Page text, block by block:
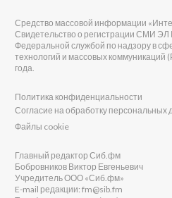
Средство массовой информации
Свидетельство о регистрации СМИ
Федеральной службой по надзору в
технологий и массовых коммуникаций
года.
Политика конфиденциальности
Согласие на обработку персональных
Файлы cookie
Главный редактор Сиб.фм
Бобровников Виктор Евгеньевич
Учредитель ООО «Сиб.фм»
E-mail редакции: fm@sib.fm